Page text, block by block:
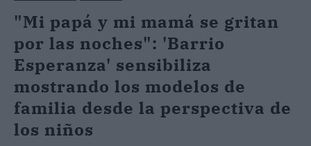
"Mi papá y mi mamá se gritan
por las noches": 'Barrio
Esperanza' sensibiliza
mostrando los modelos de
familia desde la perspectiva de
los niños